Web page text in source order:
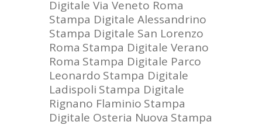
Digitale Via Veneto Roma
Stampa Digitale Alessandrino
Stampa Digitale San Lorenzo
Roma Stampa Digitale Verano
Roma Stampa Digitale Parco
Leonardo Stampa Digitale
Ladispoli Stampa Digitale
Rignano Flaminio Stampa
Digitale Osteria Nuova Stampa